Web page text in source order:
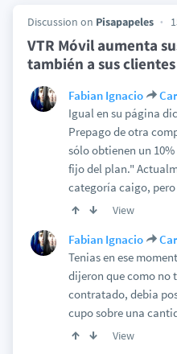
Discussion on Pisapapeles
VTR Móvil aumenta
también a sus clientes
Fabian Ignacio
Igual en su página
Prepago de otra
sólo obtienen un
fijo del plan."
categoría caigo,
View
Fabian Ignacio
Tenias en ese
dijeron que como no
contratado, debia
cupo sobre una
View